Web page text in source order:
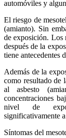
automóviles y
El riesgo de
(amianto). Sin
de exposición. Los
después de la
tiene antecedentes
Además de la
como resultado de
al asbesto
concentraciones
nivel de
significativamente
Síntomas del